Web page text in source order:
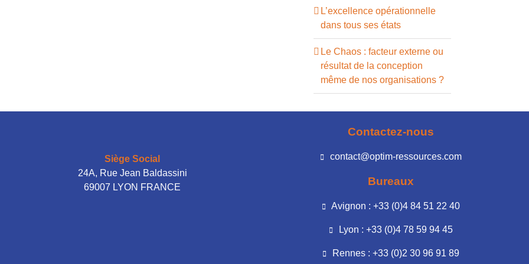
L’excellence opérationnelle
dans tous ses états
Le Chaos : facteur externe ou
résultat de la conception
même de nos organisations ?
Siège Social
24A, Rue Jean Baldassini
69007 LYON FRANCE
Contactez-nous
contact@optim-ressources.com
Bureaux
Avignon : +33 (0)4 84 51 22 40
Lyon : +33 (0)4 78 59 94 45
Rennes : +33 (0)2 30 96 91 89